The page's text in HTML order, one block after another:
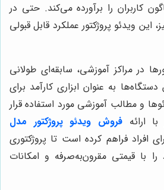
کاربران را برآورده می‌کند. حتی در
این ویدئو پروژکتور عملکرد قابل قبولی
در مراکز آموزشی، سابقه‌ای طولانی
به عنوان ابزاری کارآمد برای
و مطالب آموزشی مورد استفاده قرار
با ارائهفروش ویدئو پروژکتور مدل
افراد فراهم کرده است تا پروژکتوری
با قیمتی مقرون‌به‌صرفه و امکانات